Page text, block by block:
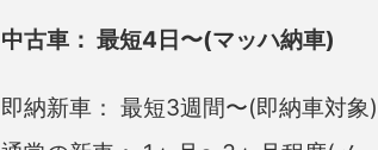
中古車： 最短4日〜(マッハ納車)
即納新車： 最短3週間〜(即納車対象)